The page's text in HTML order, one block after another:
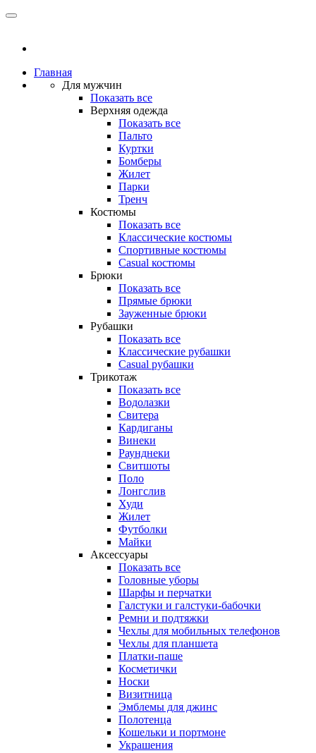
Главная
Для мужчин
Показать все
Верхняя одежда
Показать все
Пальто
Куртки
Бомберы
Жилет
Парки
Тренч
Костюмы
Показать все
Классические костюмы
Спортивные костюмы
Casual костюмы
Брюки
Показать все
Прямые брюки
Зауженные брюки
Рубашки
Показать все
Классические рубашки
Casual рубашки
Трикотаж
Показать все
Водолазки
Свитера
Кардиганы
Винеки
Раунднеки
Свитшоты
Поло
Лонгслив
Худи
Жилет
Футболки
Майки
Аксессуары
Показать все
Головные уборы
Шарфы и перчатки
Галстуки и галстуки-бабочки
Ремни и подтяжки
Чехлы для мобильных телефонов
Чехлы для планшета
Платки-паше
Косметички
Носки
Визитница
Эмблемы для джинс
Полотенца
Кошельки и портмоне
Украшения